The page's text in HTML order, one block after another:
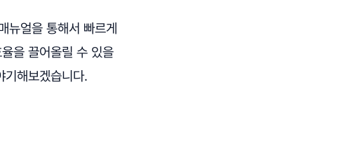
뉴얼을 통해서 빠르게
을 끌어올릴 수 있을
기해보겠습니다.